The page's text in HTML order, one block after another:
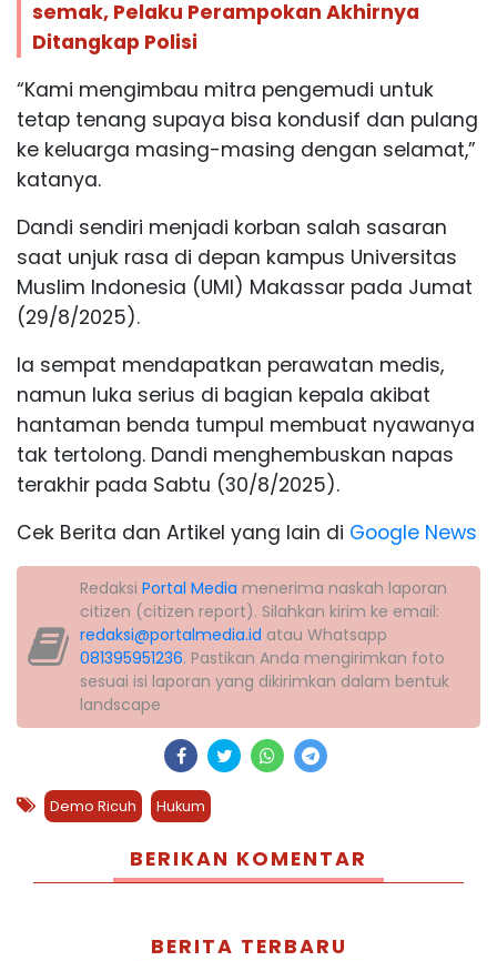
semak, Pelaku Perampokan Akhirnya
Ditangkap Polisi
“Kami mengimbau mitra pengemudi untuk
tetap tenang supaya bisa kondusif dan pulang
ke keluarga masing-masing dengan selamat,”
katanya.
Dandi sendiri menjadi korban salah sasaran
saat unjuk rasa di depan kampus Universitas
Muslim Indonesia (UMI) Makassar pada Jumat
(29/8/2025).
Ia sempat mendapatkan perawatan medis,
namun luka serius di bagian kepala akibat
hantaman benda tumpul membuat nyawanya
tak tertolong. Dandi menghembuskan napas
terakhir pada Sabtu (30/8/2025).
Cek Berita dan Artikel yang lain di Google News
Redaksi Portal Media menerima naskah laporan
citizen (citizen report). Silahkan kirim ke email:
redaksi@portalmedia.id atau Whatsapp
081395951236. Pastikan Anda mengirimkan foto
sesuai isi laporan yang dikirimkan dalam bentuk
landscape
Demo Ricuh Hukum
BERIKAN KOMENTAR
BERITA TERBARU